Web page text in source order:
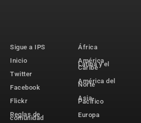
Sigue a IPS
Inicio
Twitter
Facebook
Flickr
Reglas de
comunidad
África
América
Latina y el
Caribe
América del
Norte
Asia-
Pacífico
Europa